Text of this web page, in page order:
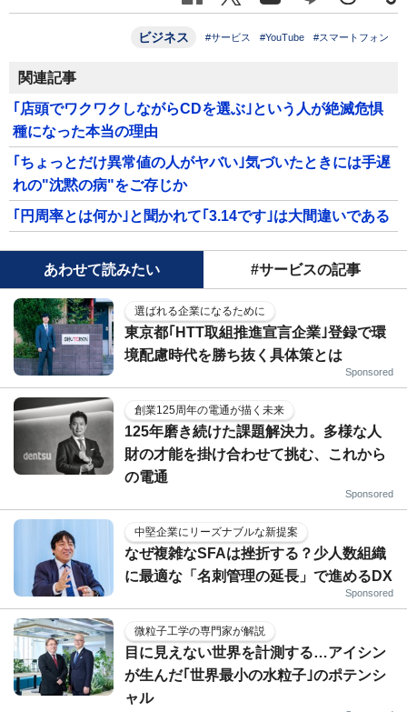
ビジネス #サービス #YouTube #スマートフォン
関連記事
｢店頭でワクワクしながらCDを選ぶ｣という人が絶滅危惧
種になった本当の理由
｢ちょっとだけ異常値の人がヤバい｣気づいたときには手遅
れの"沈黙の病"をご存じか
｢円周率とは何か｣と聞かれて｢3.14です｣は大間違いである
あわせて読みたい #サービスの記事
選ばれる企業になるために
東京都｢HTT取組推進宣言企業｣登録で環
境配慮時代を勝ち抜く具体策とは
Sponsored
創業125周年の電通が描く未来
125年磨き続けた課題解決力。多様な人
財の才能を掛け合わせて挑む、これから
の電通
Sponsored
中堅企業にリーズナブルな新提案
なぜ複雑なSFAは挫折する？少人数組織
に最適な「名刺管理の延長」で進めるDX
Sponsored
微粒子工学の専門家が解説
目に見えない世界を計測する…アイシン
が生んだ｢世界最小の水粒子｣のポテンシ
ャル